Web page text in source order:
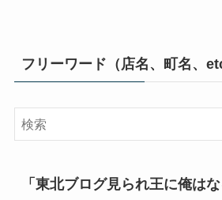
フリーワード（店名、町名、
「東北ブログ見られ王に俺はな